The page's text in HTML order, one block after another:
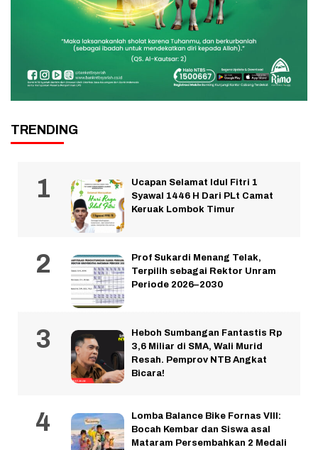
TRENDING
Ucapan Selamat Idul Fitri 1
Syawal 1446 H Dari PLt Camat
Keruak Lombok Timur
Prof Sukardi Menang Telak,
Terpilih sebagai Rektor Unram
Periode 2026–2030
Heboh Sumbangan Fantastis Rp
3,6 Miliar di SMA, Wali Murid
Resah. Pemprov NTB Angkat
Bicara!
Lomba Balance Bike Fornas VIII:
Bocah Kembar dan Siswa asal
Mataram Persembahkan 2 Medali